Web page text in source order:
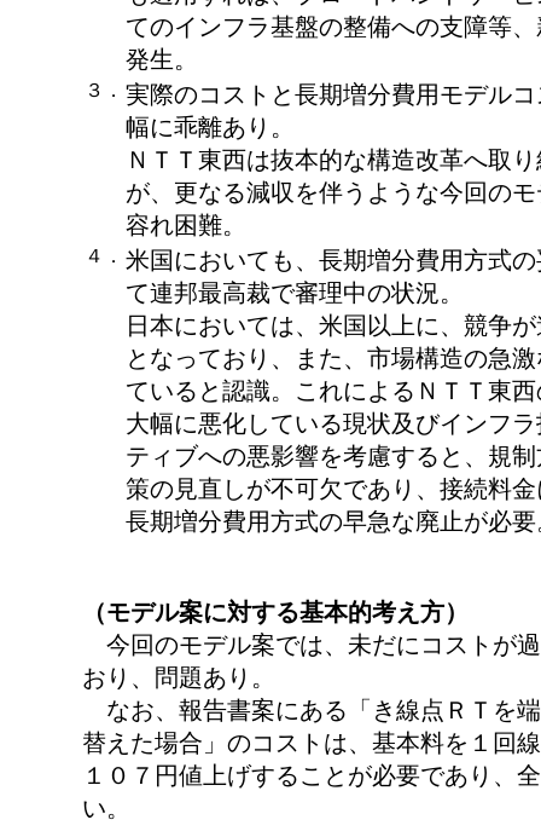
てのインフラ基盤の整備への支障等
発生。
３． 実際のコストと長期増分費用モデル
幅に乖離あり。
ＮＴＴ東西は抜本的な構造改革へ取
が、更なる減収を伴うような今回の
容れ困難。
４． 米国においても、長期増分費用方式
て連邦最高裁で審理中の状況。
日本においては、米国以上に、競争
となっており、また、市場構造の急
ていると認識。これによるＮＴＴ東
大幅に悪化している現状及びインフ
ティブへの悪影響を考慮すると、規
策の見直しが不可欠であり、接続料
長期増分費用方式の早急な廃止が必要
（モデル案に対する基本的考え方）
今回のモデル案では、未だにコストが
おり、問題あり。
なお、報告書案にある「き線点ＲＴを
替えた場合」のコストは、基本料を１回
１０７円値上げすることが必要であり、
い。